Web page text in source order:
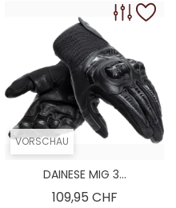
VORSCHAU
DAINESE MIG 3...
109,95 CHFPreis